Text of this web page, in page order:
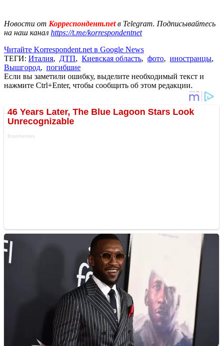
Новости от Корреспондент.netв Telegram. Подписывайтесь
на наш канал https://t.me/korrespondentnet
Читайте Korrespondent.net в Google News
ТЕГИ: Италия, ДТП, Киевская область, фото, иностранцы,
Вышгород, погибшие
Если вы заметили ошибку, выделите необходимый текст и
нажмите Ctrl+Enter, чтобы сообщить об этом редакции.